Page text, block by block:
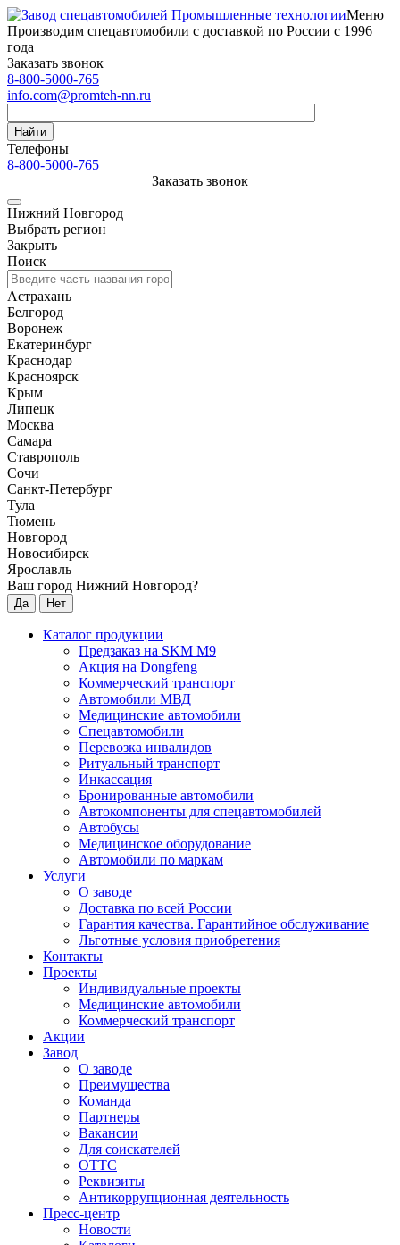
Меню
Производим спецавтомобили с доставкой по России с 1996
года
Заказать звонок
8-800-5000-765
info.com@promteh-nn.ru
Найти
Телефоны
8-800-5000-765
Заказать звонок
Нижний Новгород
Выбрать регион
Закрыть
Поиск
Астрахань
Белгород
Воронеж
Екатеринбург
Краснодар
Красноярск
Крым
Липецк
Москва
Самара
Ставрополь
Сочи
Санкт-Петербург
Тула
Тюмень
Новгород
Новосибирск
Ярославль
Ваш город Нижний Новгород?
Да Нет
Каталог продукции
Предзаказ на SKM M9
Акция на Dongfeng
Коммерческий транспорт
Автомобили МВД
Медицинские автомобили
Спецавтомобили
Перевозка инвалидов
Ритуальный транспорт
Инкассация
Бронированные автомобили
Автокомпоненты для спецавтомобилей
Автобусы
Медицинское оборудование
Автомобили по маркам
Услуги
О заводе
Доставка по всей России
Гарантия качества. Гарантийное обслуживание
Льготные условия приобретения
Контакты
Проекты
Индивидуальные проекты
Медицинские автомобили
Коммерческий транспорт
Акции
Завод
О заводе
Преимущества
Команда
Партнеры
Вакансии
Для соискателей
ОТТС
Реквизиты
Антикоррупционная деятельность
Пресс-центр
Новости